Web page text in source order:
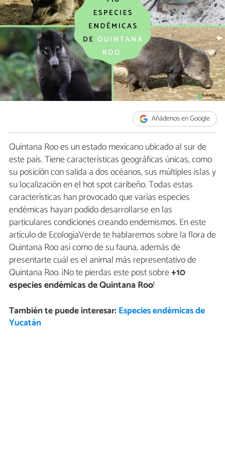
Añádenos en Google
Quintana Roo es un estado mexicano ubicado al sur de
este país. Tiene características geográficas únicas, como
su posición con salida a dos océanos, sus múltiples islas y
su localización en el hot spot caribeño. Todas estas
características han provocado que varias especies
endémicas hayan podido desarrollarse en las
particulares condiciones creando endemismos. En este
artículo de EcologíaVerde te hablaremos sobre la flora de
Quintana Roo así como de su fauna, además de
presentarte cuál es el animal más representativo de
Quintana Roo. ¡No te pierdas este post sobre+10
especies endémicas de Quintana Roo!
También te puede interesar: Especies endémicas de
Yucatán